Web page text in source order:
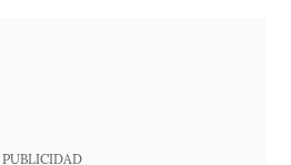
PUBLICIDAD